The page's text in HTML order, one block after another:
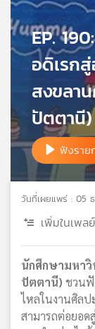
เกี่ยว
กับ
เรา
ข่าย
วิทยุ
ไทย
บี
เอส
วิทยุ
เครือ
ข่าย
EP.
อดิเรก
สงขลา
ปัตตานี)
ฟังราย
วันที่เผยแพร่ : 05
เพิ่มในเพล
นักศึกษามหา
ปัตตานี) ชวนฟั
ไหลในงานศิลป
สามารถต่อยอด